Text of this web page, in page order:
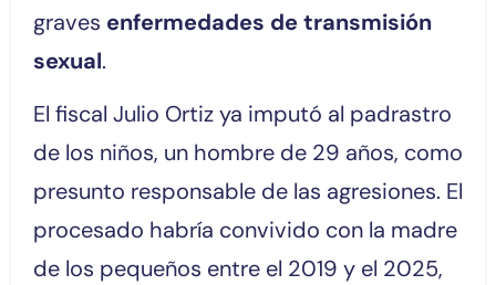
graves enfermedades de transmisión
sexual.
El fiscal Julio Ortiz ya imputó al padrastro
de los niños, un hombre de 29 años, como
presunto responsable de las agresiones. El
procesado habría convivido con la madre
de los pequeños entre el 2019 y el 2025,